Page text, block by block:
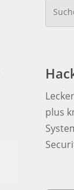
plus